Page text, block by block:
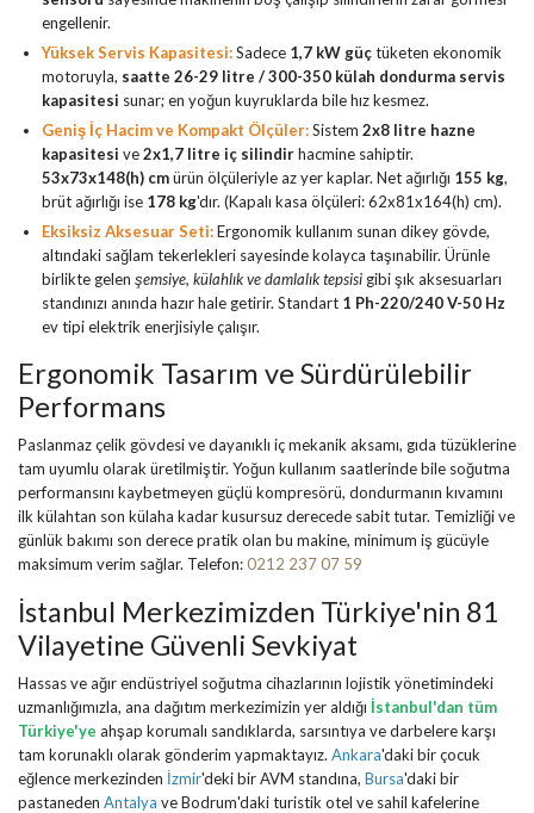
engellenir.
Yüksek Servis Kapasitesi:Sadece 1,7 kW güçtüketen ekonomik
motoruyla, saatte 26-29 litre / 300-350 külah dondurma servis
kapasitesi sunar; en yoğun kuyruklarda bile hız kesmez.
Geniş İç Hacim ve Kompakt Ölçüler:Sistem 2x8 litre hazne
kapasitesi ve2x1,7 litre iç silindirhacmine sahiptir.
53x73x148(h) cmürün ölçüleriyle az yer kaplar. Net ağırlığı 155 kg,
brüt ağırlığı ise 178 kg'dır. (Kapalı kasa ölçüleri: 62x81x164(h) cm).
Eksiksiz Aksesuar Seti:Ergonomik kullanım sunan dikey gövde,
altındaki sağlam tekerlekleri sayesinde kolayca taşınabilir. Ürünle
birlikte gelen şemsiye, külahlık ve damlalık tepsisi gibi şık aksesuarları
standınızı anında hazır hale getirir. Standart 1 Ph-220/240 V-50 Hz
ev tipi elektrik enerjisiyle çalışır.
Ergonomik Tasarım ve Sürdürülebilir
Performans
Paslanmaz çelik gövdesi ve dayanıklı iç mekanik aksamı, gıda tüzüklerine
tam uyumlu olarak üretilmiştir. Yoğun kullanım saatlerinde bile soğutma
performansını kaybetmeyen güçlü kompresörü, dondurmanın kıvamını
ilk külahtan son külaha kadar kusursuz derecede sabit tutar. Temizliği ve
günlük bakımı son derece pratik olan bu makine, minimum iş gücüyle
maksimum verim sağlar. Telefon:0212 237 07 59
İstanbul Merkezimizden Türkiye'nin 81
Vilayetine Güvenli Sevkiyat
Hassas ve ağır endüstriyel soğutma cihazlarının lojistik yönetimindeki
uzmanlığımızla, ana dağıtım merkezimizin yer aldığı İstanbul'dan tüm
Türkiye'ye ahşap korumalı sandıklarda, sarsıntıya ve darbelere karşı
tam korunaklı olarak gönderim yapmaktayız. Ankara'daki bir çocuk
eğlence merkezinden İzmir'deki bir AVM standına, Bursa'daki bir
pastaneden Antalya ve Bodrum'daki turistik otel ve sahil kafelerine